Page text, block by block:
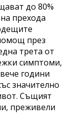
до 80%
прехода
през
трета от
симптоми,
години
значително
Същият
преживели